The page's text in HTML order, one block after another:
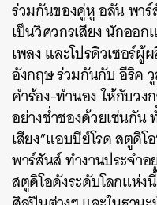
ร่วมกันของคู่หู อลัน พาร์
เป็นวิศวกรเสียง นักออ
เพลง และโปรดิวเซอร์
อังกฤษ ร่วมกันกับ อีริค
คำร้อง-ทำนอง ให้กับวง
อย่างช่ำชองด้วยเช่นกั
เสียง”แอบบีย์โรด สตูดิโ
พาร์สันส์ ทำงานประจำ
สตูดิโอดังระดับโลกแห่ง